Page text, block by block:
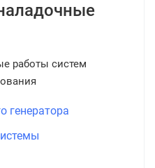
работы систем
генератора